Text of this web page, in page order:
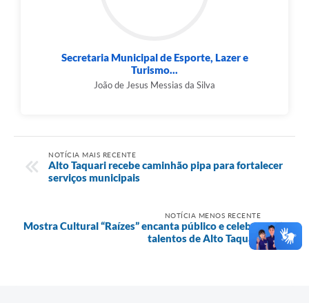
Secretaria Municipal de Esporte, Lazer e
Turismo...
João de Jesus Messias da Silva
NOTÍCIA MAIS RECENTE
Alto Taquari recebe caminhão pipa para fortalecer
serviços municipais
NOTÍCIA MENOS RECENTE
Mostra Cultural “Raízes” encanta público e celebra
talentos de Alto Taquari